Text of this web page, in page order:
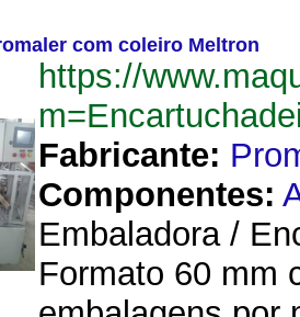
com coleiro Meltron
https://
Fabricante:
Componentes:
Embaladora /
Formato 60 mm